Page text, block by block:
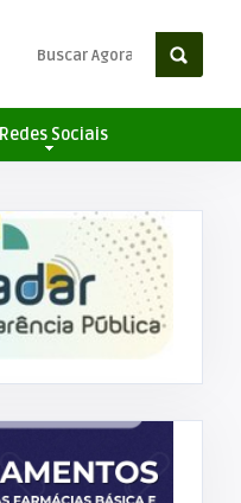
Redes Sociais